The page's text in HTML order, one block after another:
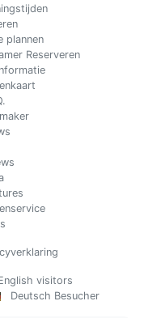
plannen
Reserveren
visitors
Deutsch Besucher